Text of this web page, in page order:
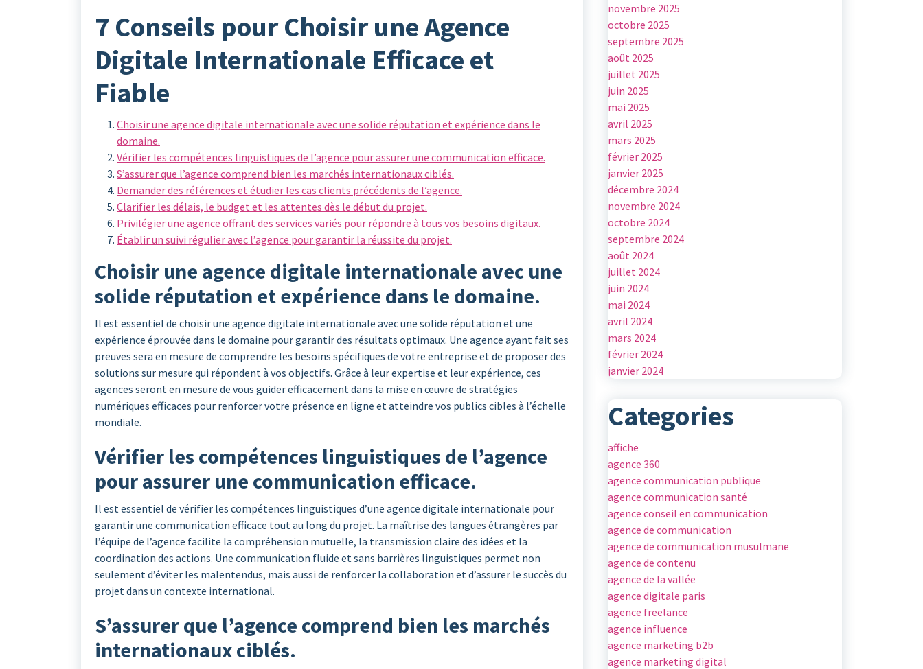
7 Conseils pour Choisir une Agence
Digitale Internationale Efficace et
Fiable
Choisir une agence digitale internationale avec une solide réputation et expérience dans le
domaine.
Vérifier les compétences linguistiques de l’agence pour assurer une communication efficace.
S’assurer que l’agence comprend bien les marchés internationaux ciblés.
Demander des références et étudier les cas clients précédents de l’agence.
Clarifier les délais, le budget et les attentes dès le début du projet.
Privilégier une agence offrant des services variés pour répondre à tous vos besoins digitaux.
Établir un suivi régulier avec l’agence pour garantir la réussite du projet.
Choisir une agence digitale internationale avec une
solide réputation et expérience dans le domaine.
Il est essentiel de choisir une agence digitale internationale avec une solide réputation et une
expérience éprouvée dans le domaine pour garantir des résultats optimaux. Une agence ayant fait ses
preuves sera en mesure de comprendre les besoins spécifiques de votre entreprise et de proposer des
solutions sur mesure qui répondent à vos objectifs. Grâce à leur expertise et leur expérience, ces
agences seront en mesure de vous guider efficacement dans la mise en œuvre de stratégies
numériques efficaces pour renforcer votre présence en ligne et atteindre vos publics cibles à l’échelle
mondiale.
Vérifier les compétences linguistiques de l’agence
pour assurer une communication efficace.
Il est essentiel de vérifier les compétences linguistiques d’une agence digitale internationale pour
garantir une communication efficace tout au long du projet. La maîtrise des langues étrangères par
l’équipe de l’agence facilite la compréhension mutuelle, la transmission claire des idées et la
coordination des actions. Une communication fluide et sans barrières linguistiques permet non
seulement d’éviter les malentendus, mais aussi de renforcer la collaboration et d’assurer le succès du
projet dans un contexte international.
S’assurer que l’agence comprend bien les marchés
internationaux ciblés.
novembre 2025
octobre 2025
septembre 2025
août 2025
juillet 2025
juin 2025
mai 2025
avril 2025
mars 2025
février 2025
janvier 2025
décembre 2024
novembre 2024
octobre 2024
septembre 2024
août 2024
juillet 2024
juin 2024
mai 2024
avril 2024
mars 2024
février 2024
janvier 2024
Categories
affiche
agence 360
agence communication publique
agence communication santé
agence conseil en communication
agence de communication
agence de communication musulmane
agence de contenu
agence de la vallée
agence digitale paris
agence freelance
agence influence
agence marketing b2b
agence marketing digital